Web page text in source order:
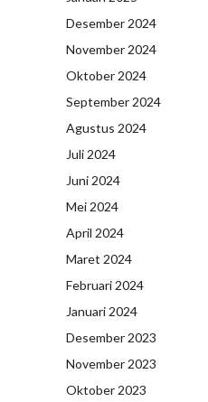
Desember 2024
November 2024
Oktober 2024
September 2024
Agustus 2024
Juli 2024
Juni 2024
Mei 2024
April 2024
Maret 2024
Februari 2024
Januari 2024
Desember 2023
November 2023
Oktober 2023